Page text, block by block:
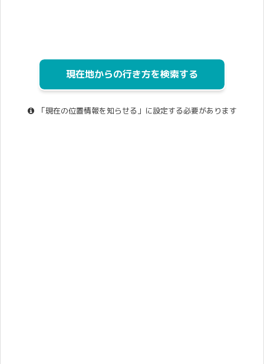
現在地からの行き方を検索する
「現在の位置情報を知らせる」に設定する必要があります